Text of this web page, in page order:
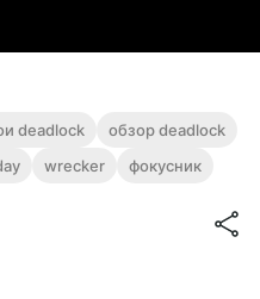
deadlock
обзор deadlock
wrecker фокусник